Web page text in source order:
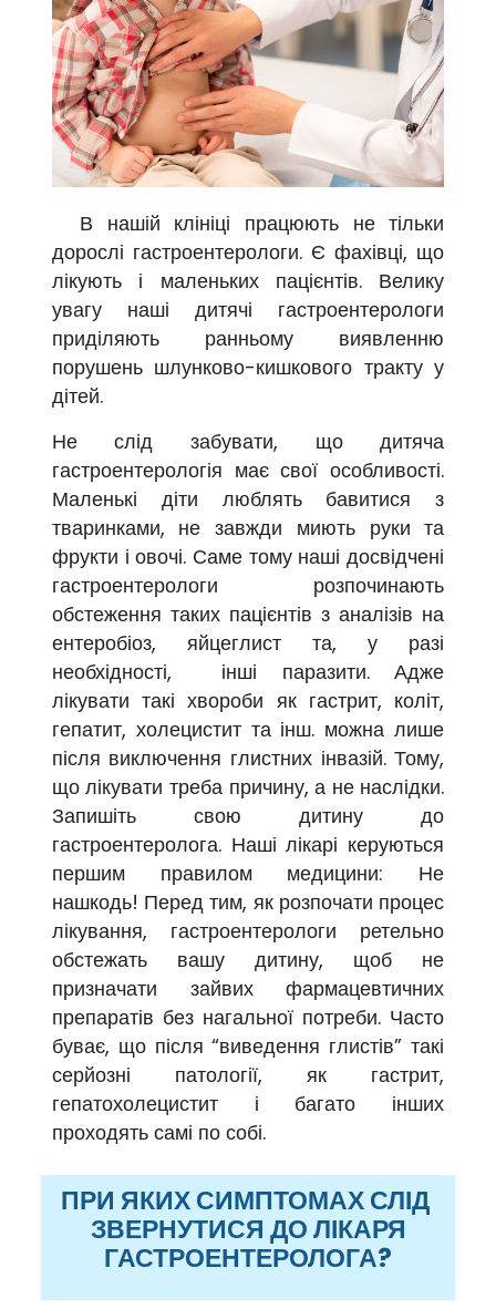
В нашій клініці працюють не тільки
дорослі гастроентерологи. Є фахівці, що
лікують і маленьких пацієнтів. Велику
увагу наші дитячі гастроентерологи
приділяють ранньому виявленню
порушень шлунково-кишкового тракту у
дітей.
Не слід забувати, що дитяча
гастроентерологія має свої особливості.
Маленькі діти люблять бавитися з
тваринками, не завжди миють руки та
фрукти і овочі. Саме тому наші досвідчені
гастроентерологи розпочинають
обстеження таких пацієнтів з аналізів на
ентеробіоз, яйцеглист та, у разі
необхідності, інші паразити. Адже
лікувати такі хвороби як гастрит, коліт,
гепатит, холецистит та інш. можна лише
після виключення глистних інвазій. Тому,
що лікувати треба причину, а не наслідки.
Запишіть свою дитину до
гастроентеролога. Наші лікарі керуються
першим правилом медицини: Не
нашкодь! Перед тим, як розпочати процес
лікування, гастроентерологи ретельно
обстежать вашу дитину, щоб не
призначати зайвих фармацевтичних
препаратів без нагальної потреби. Часто
буває, що після “виведення глистів” такі
серйозні патології, як гастрит,
гепатохолецистит і багато інших
проходять самі по собі.
ПРИ ЯКИХ СИМПТОМАХ СЛІД
ЗВЕРНУТИСЯ ДО ЛІКАРЯ
ГАСТРОЕНТЕРОЛОГА?